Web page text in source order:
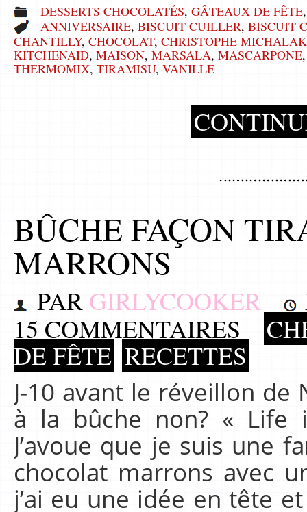
DESSERTS CHOCOLATÉS, GÂTEAUX DE FÊTE
ANNIVERSAIRE, BISCUIT CUILLER, BISCUIT
CHANTILLY, CHOCOLAT, CHRISTOPHE MICHALAK
KITCHENAID, MAISON, MARSALA, MASCARPONE
THERMOMIX, TIRAMISU, VANILLE
BÛCHE FAÇON
MARRONS
PAR GIRLYCOOKER
15 COMMENTAIRES
DE FÊTE RECETTES
J-10 avant le réveillon
à la bûche non? « Life
J’avoue que je suis une
chocolat marrons avec
j’ai eu une idée en tête